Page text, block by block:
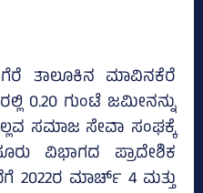
ತಾಲೂಕಿನ ಮಾವಿನಕೆರೆ
0.20 ಗುಂಟೆ ಜಮೀನನ್ನು
ಸಮಾಜ ಸೇವಾ ಸಂಘಕ್ಕೆ
ವಿಭಾಗದ ಪ್ರಾದೇಶಿಕ
2022ರ ಮಾರ್ಚ್‌ 4 ಮತ್ತು